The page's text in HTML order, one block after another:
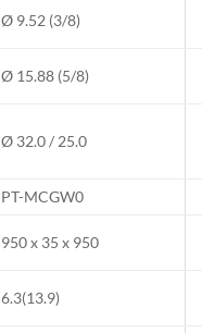
Ø 9.52 (3/8)
Ø 15.88 (5/8)
Ø 32.0 / 25.0
PT-MCGW0
950 x 35 x 950
6.3(13.9)